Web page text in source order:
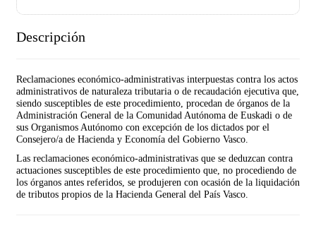
Descripción
Reclamaciones económico-administrativas interpuestas contra los actos
administrativos de naturaleza tributaria o de recaudación ejecutiva que,
siendo susceptibles de este procedimiento, procedan de órganos de la
Administración General de la Comunidad Autónoma de Euskadi o de
sus Organismos Autónomo con excepción de los dictados por el
Consejero/a de Hacienda y Economía del Gobierno Vasco.
Las reclamaciones económico-administrativas que se deduzcan contra
actuaciones susceptibles de este procedimiento que, no procediendo de
los órganos antes referidos, se produjeren con ocasión de la liquidación
de tributos propios de la Hacienda General del País Vasco.